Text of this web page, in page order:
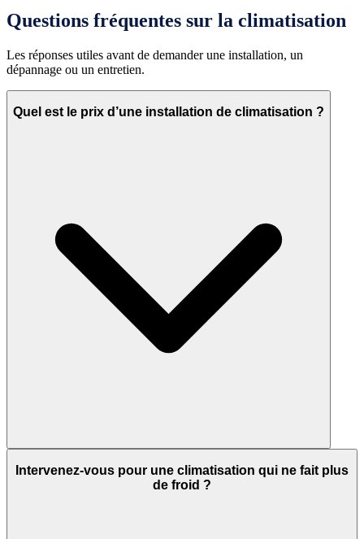
Questions fréquentes sur la climatisation
Les réponses utiles avant de demander une installation, un
dépannage ou un entretien.
Quel est le prix d’une installation de climatisation ?
Intervenez-vous pour une climatisation qui ne fait plus
de froid ?